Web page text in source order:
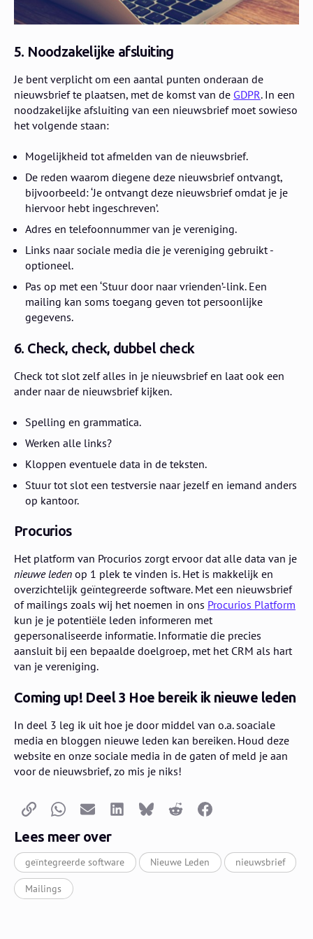
5. Noodzakelijke afsluiting
Je bent verplicht om een aantal punten onderaan de
nieuwsbrief te plaatsen, met de komst van de GDPR. In een
noodzakelijke afsluiting van een nieuwsbrief moet sowieso
het volgende staan:
Mogelijkheid tot afmelden van de nieuwsbrief.
De reden waarom diegene deze nieuwsbrief ontvangt,
bijvoorbeeld: ‘Je ontvangt deze nieuwsbrief omdat je je
hiervoor hebt ingeschreven’.
Adres en telefoonnummer van je vereniging.
Links naar sociale media die je vereniging gebruikt -
optioneel.
Pas op met een ‘Stuur door naar vrienden’-link. Een
mailing kan soms toegang geven tot persoonlijke
gegevens.
6. Check, check, dubbel check
Check tot slot zelf alles in je nieuwsbrief en laat ook een
ander naar de nieuwsbrief kijken.
Spelling en grammatica.
Werken alle links?
Kloppen eventuele data in de teksten.
Stuur tot slot een testversie naar jezelf en iemand anders
op kantoor.
Procurios
Het platform van Procurios zorgt ervoor dat alle data van je
nieuweleden op 1 plek te vinden is. Het is makkelijk en
overzichtelijk geïntegreerde software. Met een nieuwsbrief
of mailings zoals wij het noemen in ons Procurios Platform
kun je je potentiële leden informeren met
gepersonaliseerde informatie. Informatie die precies
aansluit bij een bepaalde doelgroep, met het CRM als hart
van je vereniging.
Coming up! Deel 3 Hoe bereik ik nieuwe leden
In deel 3 leg ik uit hoe je door middel van o.a. soaciale
media en bloggen nieuwe leden kan bereiken. Houd deze
website en onze sociale media in de gaten of meld je aan
voor de nieuwsbrief, zo mis je niks!
Kopieer linkWhatsappE-mailLinkedInBlueskyReddit Facebook
Lees meer over
geïntegreerde software Nieuwe Leden nieuwsbrief
Mailings